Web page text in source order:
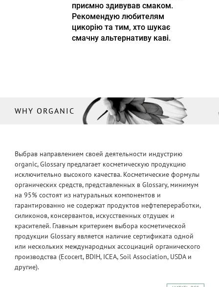
приємно здивував смаком.
Рекомендую любителям
цикорію та тим, хто шукає
смачну альтернативу каві.
WHY ORGANIC
Выбрав направлением своей деятельности индустрию
organic, Glossary предлагает косметическую продукцию
исключительно высокого качества. Косметические формулы
органических средств, представленных в Glossary, минимум
на 95% состоят из натуральных компонентов и
гарантированно не содержат продуктов нефтепереработки,
силиконов, консервантов, искусственных отдушек и
красителей. Главным критерием выбора косметической
продукции Glossary является наличие сертификата одной
или нескольких международных ассоциаций органического
производства (Ecocert, BDIH, ICEA, Soil Association, USDA и
другие).